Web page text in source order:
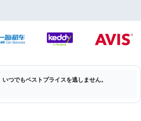
つでもベストプライスを逃しません。